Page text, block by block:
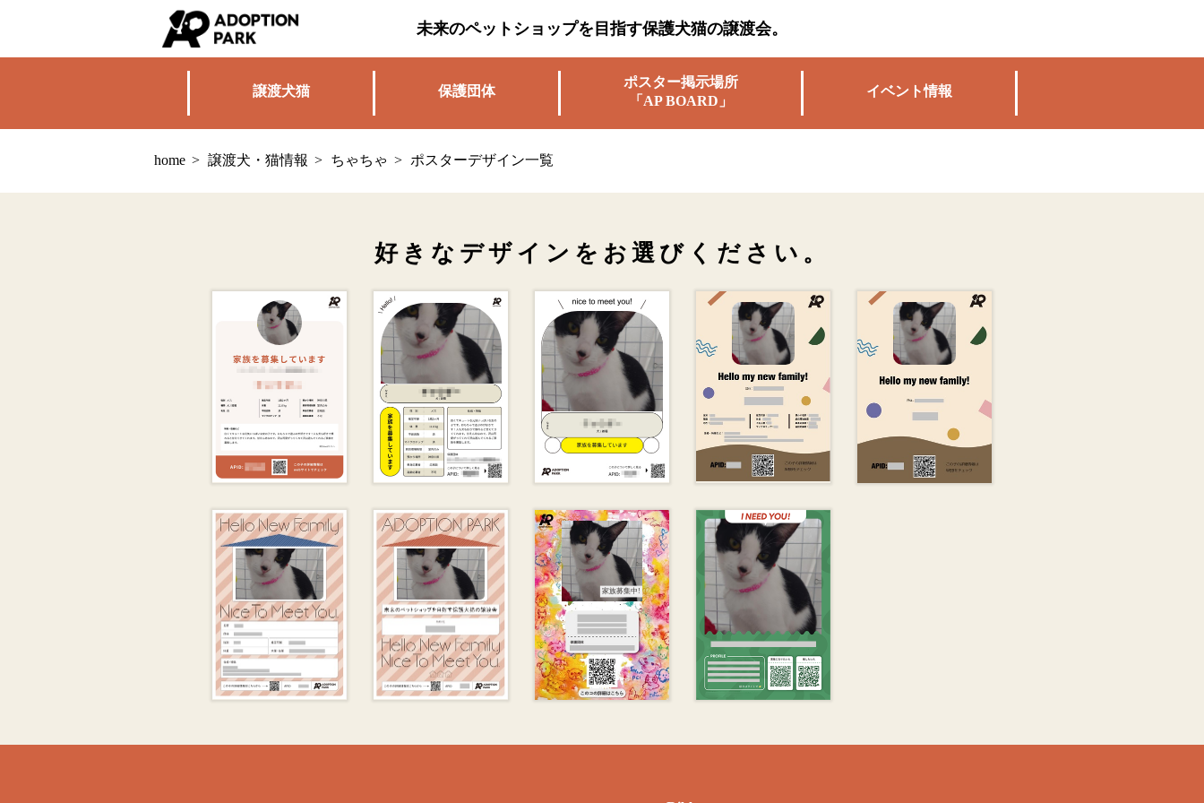
未来のペットショップを目指す保護犬猫の譲渡会。
譲渡犬猫 保護団体
ポスター掲示場所
「AP BOARD」
イベント情報
home > 譲渡犬・猫情報 > ちゃちゃ > ポスターデザイン一覧
好きなデザインを お選びください。